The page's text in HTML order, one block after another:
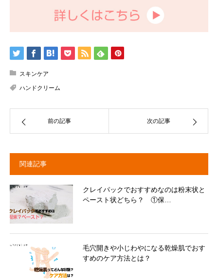
スキンケア
ハンドクリーム
前の記事 次の記事
関連記事
クレイパックでおすすめなのは粉末状と
ペースト状どちら？ ①保…
毛穴開きや小じわやになる乾燥肌でおす
すめのケア方法とは？